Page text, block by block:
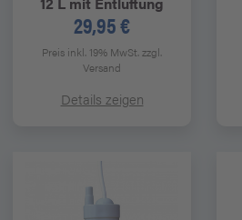
29,95 €
Preis inkl. 19% MwSt.zzgl.
Versand
Details zeigen